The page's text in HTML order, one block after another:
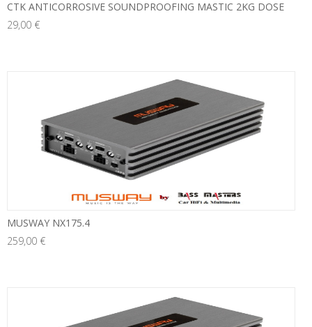
CTK ANTICORROSIVE SOUNDPROOFING MASTIC 2KG DOSE
29,00 €
MUSWAY NX175.4
259,00 €